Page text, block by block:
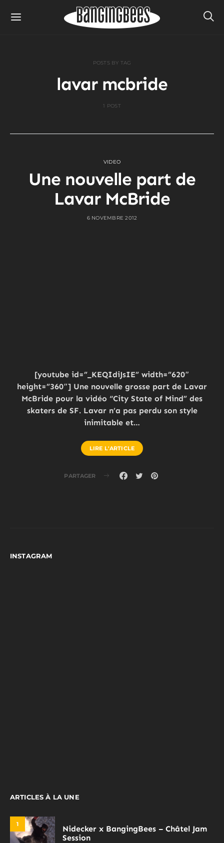
POSTS BY TAG
lavar mcbride
1 POST
VIDEO
Une nouvelle part de
Lavar McBride
6 NOVEMBRE 2012
[youtube id=”_KEQIdiJsIE” width=”620″
height=”360″] Une nouvelle grosse part de Lavar
McBride pour la vidéo “City State of Mind” des
skaters de SF. Lavar n’a pas perdu son style
inimitable et…
LIRE L'ARTICLE
PARTAGER
INSTAGRAM
ARTICLES À LA UNE
1
Nidecker x BangingBees – Châtel Jam
Session